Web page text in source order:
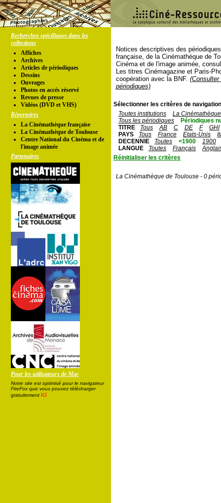
Recherches spécifiques dans les
collections
Affiches
Archives
Articles de périodiques
Dessins
Ouvrages
Photos en accés réservé
Revues de presse
Vidéos (DVD et VHS)
Répertoires
La Cinémathèque française
La Cinémathèque de Toulouse
Centre National du Cinéma et de
l'image animée
Partenaires
Pour les utilisateurs de Mac
Notre site est optimisé pour le navigateur
FireFox que vous pouvez télécharger
gratuitement ici
Notices descriptives des
française, de la Cinémathèque de
Cinéma et de l'image animée,
Les titres Cinémagazine et Paris-
coopération avec la BNF.
périodiques)
Sélectionner les critères de
Toutes institutions
La
Tous les périodiques
Périodiques
TITRE
Tous AB C DE F
GHI
PAYS
Tous France Etats-Unis
DECENNIE
Toutes <1900
1900
LANGUE
Toutes Français
Réinitialiser les critères
La Cinémathèque de Toulouse - 0